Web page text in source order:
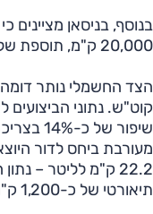
בנוסף, בניסאן מציינים
20,000 ק"מ, תוספת של 5,000 ק"מ ביחס לעבר.
קוט"ש. נתוני הביצועים
מעורבת ביחס לדור
22.2 ק"מ לליטר –
תיאורטי של כ-1,200 ק"מ.